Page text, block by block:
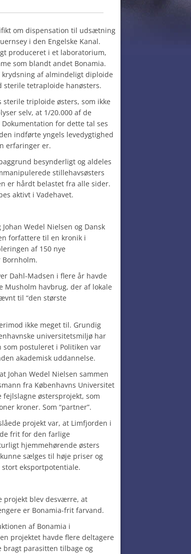
om dispensation til udsætning
i den Engelske Kanal.
produceret i et laboratorium,
som blandt andet Bonamia.
af almindeligt diploide
sterile tetraploide hanøsters.
triploide østers, som ikke
selv, at 1/20.000 af de
for dette tal ses
indførte yngels levedygtighed
erfaringer er.
besynderligt og aldeles
stillehavsøsters
er hårdt belastet fra alle sider.
aktivt i Vadehavet.
Wedel Nielsen og Dansk
forfattere til en kronik i
af 150 nye
Dahl-Madsen i flere år havde
havbrug, der af lokale
til “den største
ikke meget til. Grundig
universitetsmiljø har
postuleret i Politiken var
akademisk uddannelse.
Johan Wedel Nielsen sammen
fra Københavns Universitet
østersprojekt, som
kroner. Som “partner”.
projekt var, at Limfjorden i
frit for den farlige
hjemmehørende østers
sælges til høje priser og
eksportpotentiale.
projekt blev desværre, at
er Bonamia-frit farvand.
af Bonamia i
projektet havde flere deltagere
bragt parasitten tilbage og